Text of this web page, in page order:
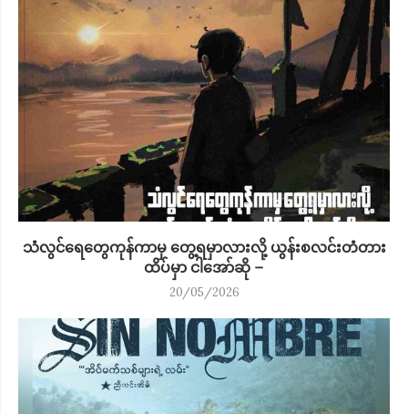
သံလွင်ရေတွေကုန်ကာမှ တွေ့ရမှာလားလို့ ယွန်းစလင်းတံတား
ထိပ်မှာ ငါအော်ဆို –
20/05/2026